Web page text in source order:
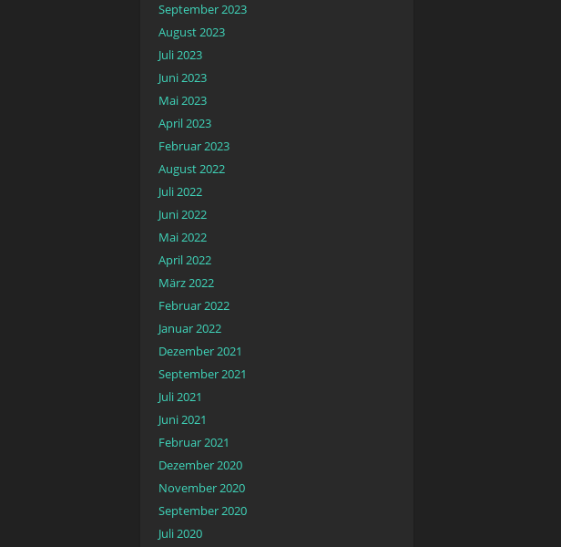
September 2023
August 2023
Juli 2023
Juni 2023
Mai 2023
April 2023
Februar 2023
August 2022
Juli 2022
Juni 2022
Mai 2022
April 2022
März 2022
Februar 2022
Januar 2022
Dezember 2021
September 2021
Juli 2021
Juni 2021
Februar 2021
Dezember 2020
November 2020
September 2020
Juli 2020